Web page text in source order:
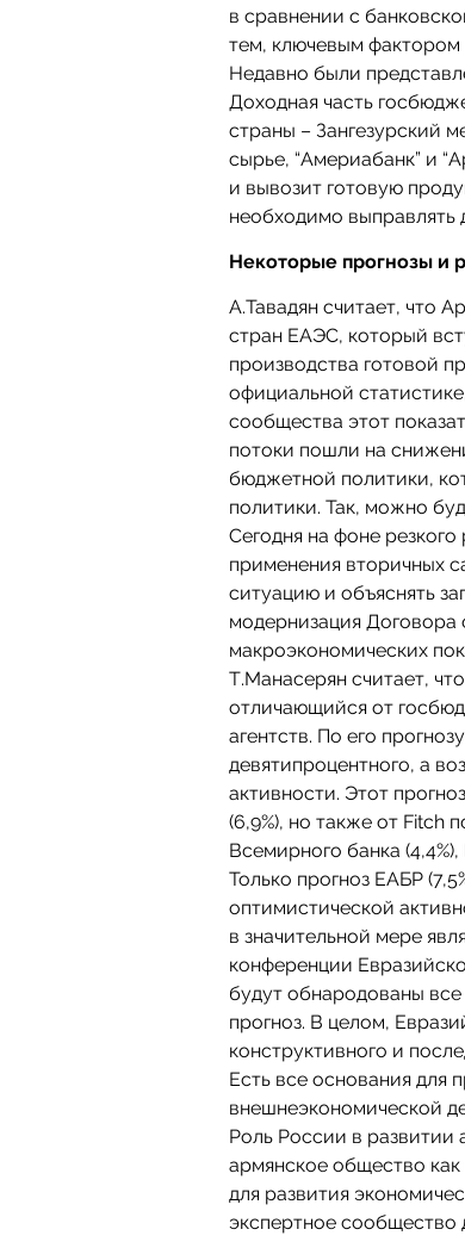
в сравнении с
тем, ключевым фактором
Недавно были
Доходная часть
страны – Зангезурский
сырье, “Америабанк” и
и вывозит готовую
необходимо выправлять
Некоторые прогнозы и
А.Тавадян считает, что
стран ЕАЭС, который
производства готовой
официальной
сообщества этот
потоки пошли на
бюджетной политики,
политики. Так, можно
Сегодня на фоне
применения вторичных
ситуацию и объяснять
модернизация Договора
макроэкономических
Т.Манасерян считает,
отличающийся от
агентств. По его
девятипроцентного, а
активности. Этот
(6,9%), но также от Fitch
Всемирного банка
Только прогноз ЕАБР
оптимистической
в значительной мере
конференции
будут обнародованы
прогноз. В целом,
конструктивного и
Есть все основания для
внешнеэкономической
Роль России в развитии
армянское общество
для развития
экспертное сообщество